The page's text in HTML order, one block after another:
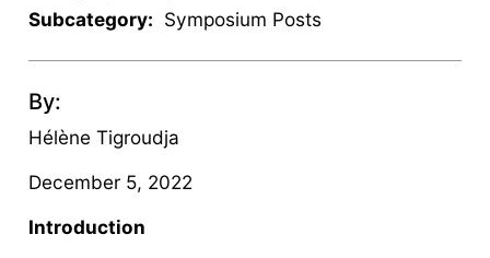
Subcategory: Symposium Posts
By:
Hélène Tigroudja
December 5, 2022
Introduction